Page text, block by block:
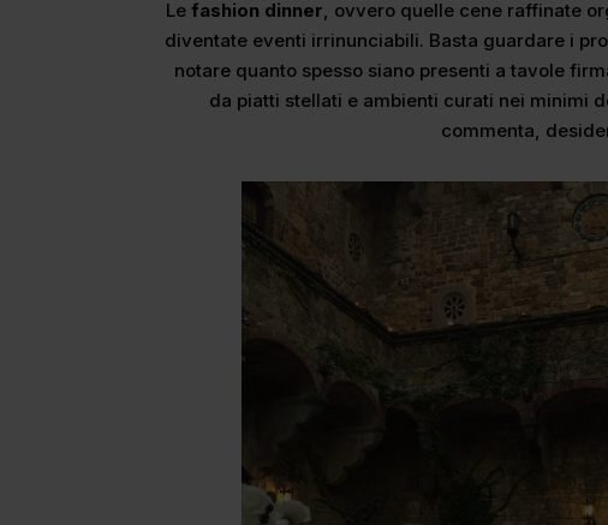
Lefashion dinner, ovvero quelle cene raffinate
diventate eventi irrinunciabili. Basta guardare i
notare quanto spesso siano presenti a tavole
da piatti stellati e ambienti curati nei minimi
commenta,